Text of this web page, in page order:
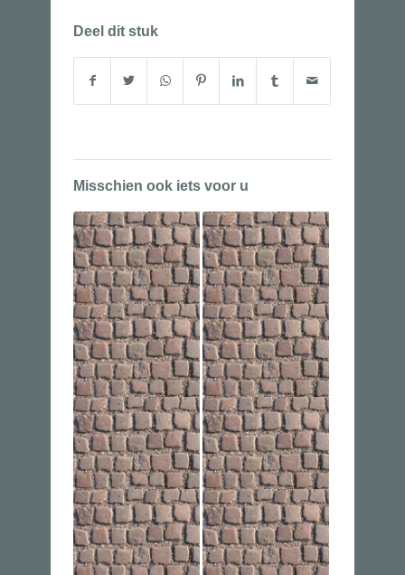
Deel dit stuk
Misschien ook iets voor u